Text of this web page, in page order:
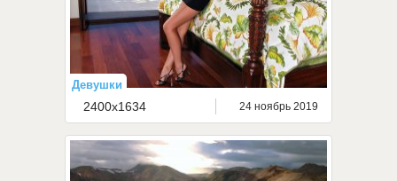
Девушки
2400x1634 24 ноябрь 2019